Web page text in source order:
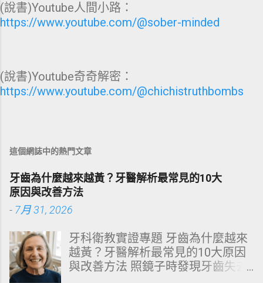
(說書)Youtube人間小路：
https://www.youtube.com/@sober-minded
(說書)Youtube奇奇解密：
https://www.youtube.com/@chichistruthbombs
這個網誌中的熱門文章
牙齒為什麼越來越黃？牙醫解析最常見的10大
原因與改善方法
- 7月 31, 2026
牙科衛教實證專題 牙齒為什麼越來
越黃？牙醫解析最常見的10大原因
與改善方法 照鏡子時發現牙齒失去